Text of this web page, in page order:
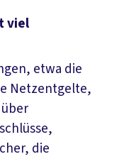
viel
etwa die
Netzentgelte,
die